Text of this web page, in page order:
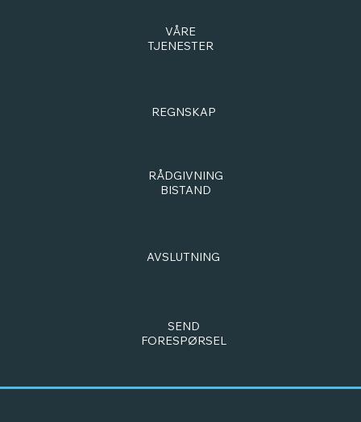
VÅRE
TJENESTER
REGNSKAP
RÅDGIVNING
BISTAND
AVSLUTNING
SEND
FORESPØRSEL